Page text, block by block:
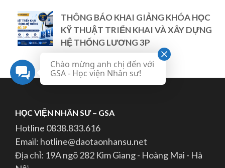
THÔNG BÁO KHAI GIẢNG KHÓA HỌC
KỸ THUẬT TRIỂN KHAI VÀ XÂY DỰNG
HỆ THỐNG LƯƠNG 3P
June 24th, 2026
HỌC VIỆN NHÂN SƯ – GSA
Hotline 0838.833.616
Email: hotline@daotaonhansu.net
Địa chỉ: 19A ngõ 282 Kim Giang - Hoàng Mai - Hà
Chào mừng anh chị đến với
GSA - Học viện Nhân sư!